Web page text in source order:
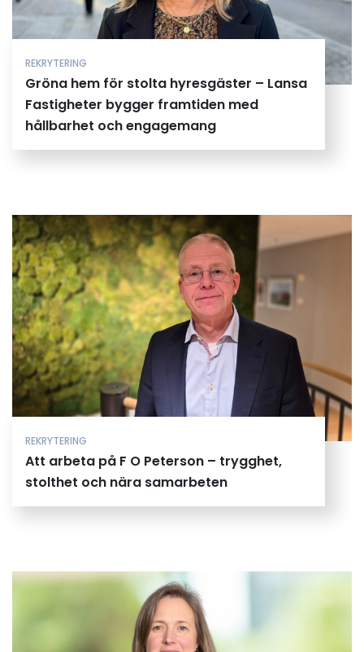
REKRYTERING
Gröna hem för stolta hyresgäster – Lansa
Fastigheter bygger framtiden med
hållbarhet och engagemang
REKRYTERING
Att arbeta på F O Peterson – trygghet,
stolthet och nära samarbeten